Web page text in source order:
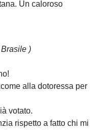
Un caloroso
)
alla dotoressa per
votato.
rispetto a fatto chi mi